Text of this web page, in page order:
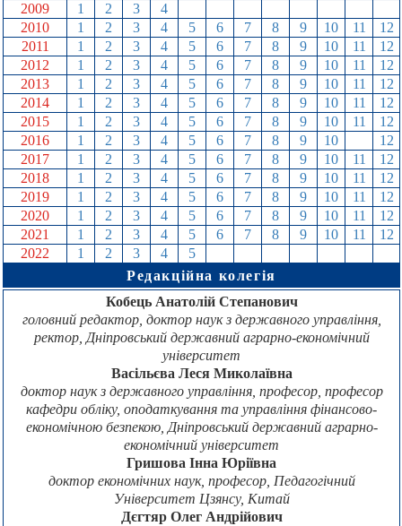
2009
1 2 3 4
2010
1 2 3 4 5 6 7 8 9 10 11
12
2011
1 2 3 4 5 6 7 8 9 10 11
12
2012
1 2 3 4 5 6 7 8 9 10 11
12
2013
1 2 3 4 5 6 7 8 9 10 11
12
2014
1 2 3 4 5 6 7 8 9 10 11
12
2015
1 2 3 4 5 6 7 8 9 10 11
12
2016
1 2 3 4 5 6 7 8 9 10
12
2017
1 2 3 4 5 6 7 8 9 10 11
12
2018
1 2 3 4 5 6 7 8 9 10 11
12
2019
1 2 3 4 5 6 7 8 9 10 11
12
2020
1 2 3 4 5 6 7 8 9 10 11
12
2021
1 2 3 4 5 6 7 8 9 10 11
12
2022
1 2 3 4 5
Редакційна колегія
Кобець Анатолій Степанович
головний редактор, доктор наук з державного управління,
ректор, Дніпровський державний аграрно-економічний
університет
Васільєва Леся Миколаївна
доктор наук з державного управління, професор, професор
кафедри обліку, оподаткування та управління фінансово-
економічною безпекою, Дніпровський державний аграрно-
економічний університет
Гришова Інна Юріївна
доктор економічних наук, професор, Педагогічний
Університет Цзянсу, Китай
Дєгтяр Олег Андрійович